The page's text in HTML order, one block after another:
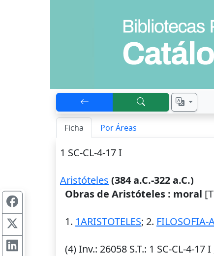
Ficha Por Áreas
1 SC-CL-4-17 I
Aristóteles (384 a.C.-322 a.C.)
Obras de Aristóteles : moral
1. 1ARISTOTELES; 2. FILOSOFIA-
(4)Inv.: 26058 S.T.: 1 SC-CL-4-17 I